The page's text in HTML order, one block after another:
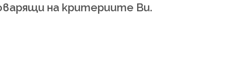
на критериите Ви.